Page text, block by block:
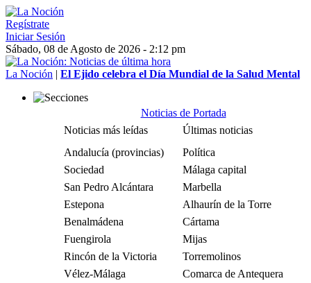
Regístrate
Iniciar Sesión
Sábado, 08 de Agosto de 2026 - 2:12 pm
La Noción | El Ejido celebra el Día Mundial de la Salud Mental
Noticias de Portada
Noticias más leídas
Últimas noticias
Andalucía (provincias)
Política
Sociedad
Málaga capital
San Pedro Alcántara
Marbella
Estepona
Alhaurín de la Torre
Benalmádena
Cártama
Fuengirola
Mijas
Rincón de la Victoria
Torremolinos
Vélez-Málaga
Comarca de Antequera